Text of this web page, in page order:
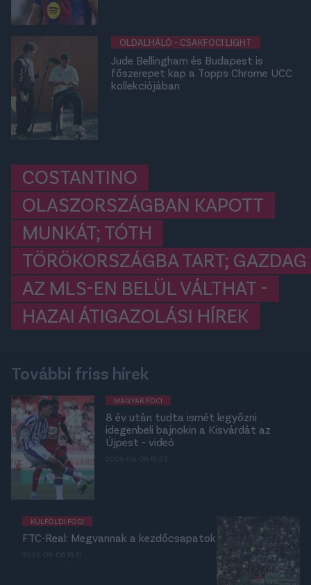
OLDALHÁLÓ - CSAKFOCI LIGHT
Jude Bellingham és Budapest is
főszerepet kap a Topps Chrome UCC
kollekciójában
COSTANTINO
OLASZORSZÁGBAN KAPOTT
MUNKÁT; TÓTH
TÖRÖKORSZÁGBA TART; GAZDAG
AZ MLS-EN BELÜL VÁLTHAT -
HAZAI ÁTIGAZOLÁSI HÍREK
További friss hírek
MAGYAR FOCI
8 év után tudta ismét legyőzni
idegenbeli bajnokin a Kisvárdát az
Újpest - videó
2026-08-08 19:27
KÜLFÖLDI FOCI
FTC-Real: Megvannak a kezdőcsapatok
2026-08-08 18:11